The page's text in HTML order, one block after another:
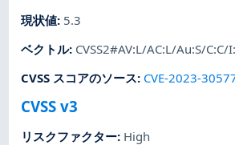
現状値: 5.3
ベクトル: CVSS2#AV:L/AC:L/Au:S/C:C/
CVSS スコアのソース: CVE-2023-
CVSS v3
リスクファクター: High